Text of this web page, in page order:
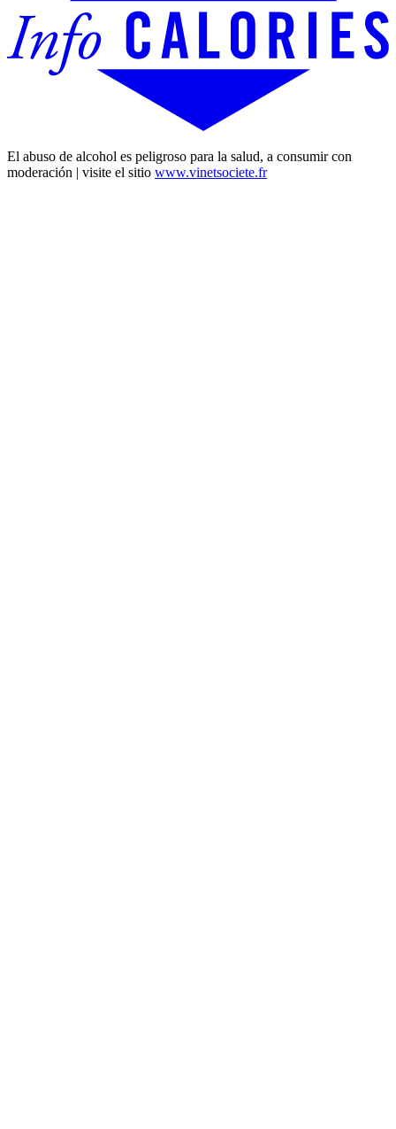
El abuso de alcohol es peligroso para la salud, a consumir con
moderación | visite el sitio www.vinetsociete.fr